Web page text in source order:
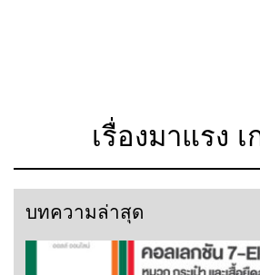
เรื่องมาแรง
บทความล่าสุด